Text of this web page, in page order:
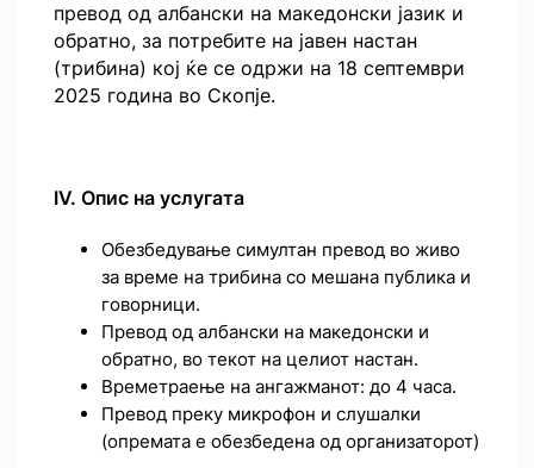
превод од албански на македонски јазик и
обратно, за потребите на јавен настан
(трибина) кој ќе се одржи на 18 септември
2025 година во Скопје.
IV. Опис на услугата
Обезбедување симултан превод во живо
за време на трибина со мешана публика и
говорници.
Превод од албански на македонски и
обратно, во текот на целиот настан.
Времетраење на ангажманот: до 4 часа.
Превод преку микрофон и слушалки
(опремата е обезбедена од организаторот)